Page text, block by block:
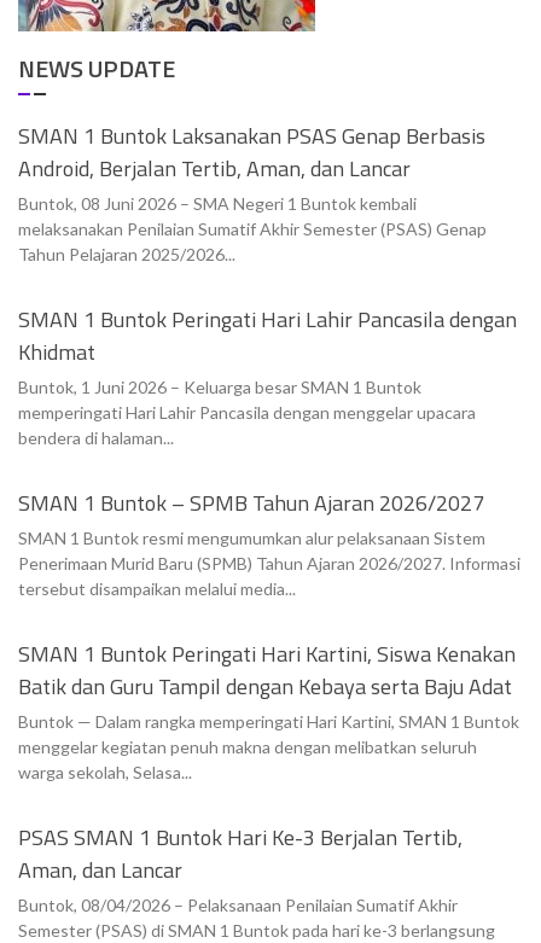
NEWS UPDATE
SMAN 1 Buntok Laksanakan PSAS Genap Berbasis
Android, Berjalan Tertib, Aman, dan Lancar
Buntok, 08 Juni 2026 – SMA Negeri 1 Buntok kembali
melaksanakan Penilaian Sumatif Akhir Semester (PSAS) Genap
Tahun Pelajaran 2025/2026...
SMAN 1 Buntok Peringati Hari Lahir Pancasila dengan
Khidmat
Buntok, 1 Juni 2026 – Keluarga besar SMAN 1 Buntok
memperingati Hari Lahir Pancasila dengan menggelar upacara
bendera di halaman...
SMAN 1 Buntok – SPMB Tahun Ajaran 2026/2027
SMAN 1 Buntok resmi mengumumkan alur pelaksanaan Sistem
Penerimaan Murid Baru (SPMB) Tahun Ajaran 2026/2027. Informasi
tersebut disampaikan melalui media...
SMAN 1 Buntok Peringati Hari Kartini, Siswa Kenakan
Batik dan Guru Tampil dengan Kebaya serta Baju Adat
Buntok — Dalam rangka memperingati Hari Kartini, SMAN 1 Buntok
menggelar kegiatan penuh makna dengan melibatkan seluruh
warga sekolah, Selasa...
PSAS SMAN 1 Buntok Hari Ke-3 Berjalan Tertib,
Aman, dan Lancar
Buntok, 08/04/2026 – Pelaksanaan Penilaian Sumatif Akhir
Semester (PSAS) di SMAN 1 Buntok pada hari ke-3 berlangsung